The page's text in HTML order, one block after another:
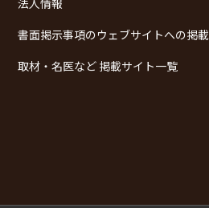
書面掲示事項のウェブサイトへの掲載
取材・名医など 掲載サイト一覧